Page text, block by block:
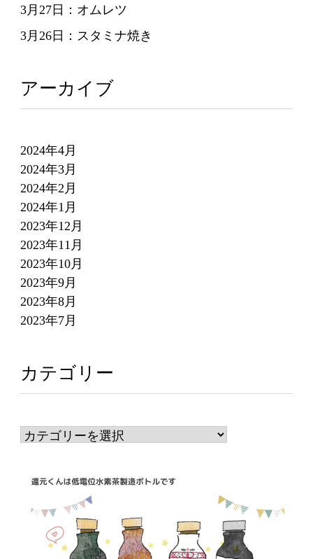
3月27日：オムレツ
3月26日：スタミナ焼き
アーカイブ
2024年4月
2024年3月
2024年2月
2024年1月
2023年12月
2023年11月
2023年10月
2023年9月
2023年8月
2023年7月
カテゴリー
カ
ー